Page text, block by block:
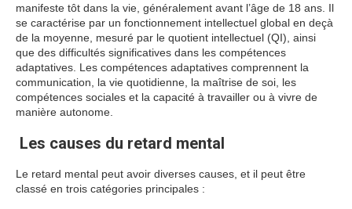
manifeste tôt dans la vie, généralement avant l’âge de 18 ans. Il
se caractérise par un fonctionnement intellectuel global en deçà
de la moyenne, mesuré par le quotient intellectuel (QI), ainsi
que des difficultés significatives dans les compétences
adaptatives. Les compétences adaptatives comprennent la
communication, la vie quotidienne, la maîtrise de soi, les
compétences sociales et la capacité à travailler ou à vivre de
manière autonome.
Les causes du retard mental
Le retard mental peut avoir diverses causes, et il peut être
classé en trois catégories principales :